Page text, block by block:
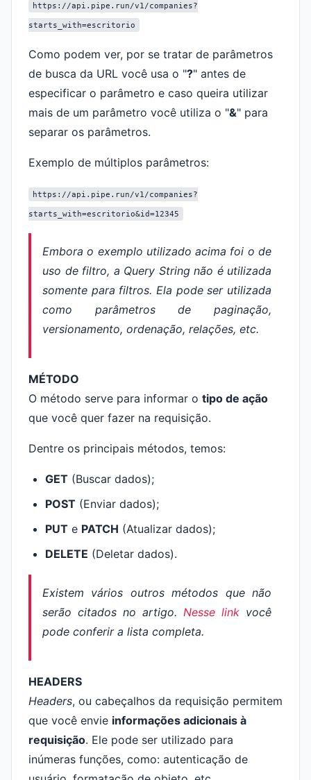
https://api.pipe.run/v1/companies?
starts_with=escritorio
Como podem ver, por se tratar de parâmetros
de busca da URL você usa o "?" antes de
especificar o parâmetro e caso queira utilizar
mais de um parâmetro você utiliza o "&" para
separar os parâmetros.
Exemplo de múltiplos parâmetros:
https://api.pipe.run/v1/companies?
starts_with=escritorio&id=12345
Embora o exemplo utilizado acima foi o de
uso de filtro, a Query Stringnão é utilizada
somente para filtros. Ela pode ser utilizada
como parâmetros de paginação,
versionamento, ordenação, relações, etc.
MÉTODO
O método serve para informar o tipo de ação
que você quer fazer na requisição.
Dentre os principais métodos, temos:
GET (Buscar dados);
POST (Enviar dados);
PUT e PATCH (Atualizar dados);
DELETE (Deletar dados).
Existem vários outros métodos que não
serão citados no artigo. Nesse link você
pode conferir a lista completa.
HEADERS
Headers, ou cabeçalhos da requisição permitem
que você envie informações adicionais à
requisição. Ele pode ser utilizado para
inúmeras funções, como: autenticação de